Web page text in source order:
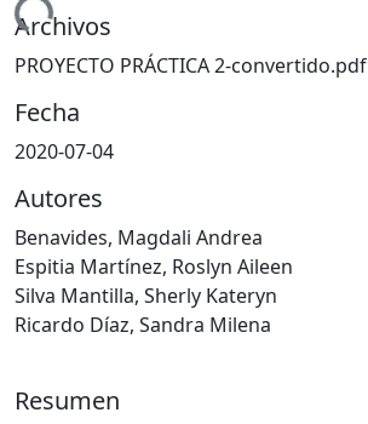
Archivos
PROYECTO PRÁCTICA 2-convertido.pdf
Fecha
2020-07-04
Autores
Benavides, Magdali Andrea
Espitia Martínez, Roslyn Aileen
Silva Mantilla, Sherly Kateryn
Ricardo Díaz, Sandra Milena
Resumen